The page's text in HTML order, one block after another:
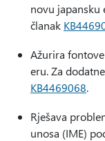
novu japansku
članak
Ažurira
eru. Za
KB4469068.
Rješava
unosa (IME)